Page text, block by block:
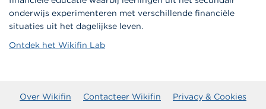
onderwijs experimenteren met verschillende financiële
situaties uit het dagelijkse leven.
Ontdek het Wikifin Lab
Over Wikifin Contacteer Wikifin Privacy & Cookies